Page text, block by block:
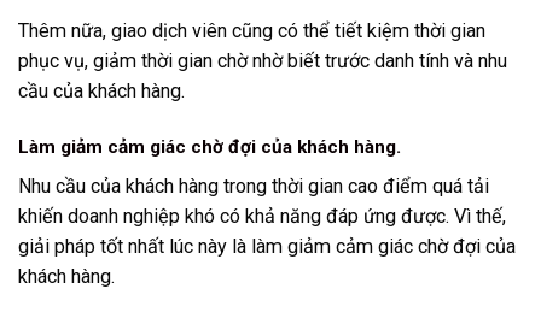
Thêm nữa, giao dịch viên cũng có thể tiết kiệm thời gian
phục vụ, giảm thời gian chờ nhờ biết trước danh tính và nhu
cầu của khách hàng.
Làm giảm cảm giác chờ đợi của khách hàng.
Nhu cầu của khách hàng trong thời gian cao điểm quá tải
khiến doanh nghiệp khó có khả năng đáp ứng được. Vì thế,
giải pháp tốt nhất lúc này là làm giảm cảm giác chờ đợi của
khách hàng.